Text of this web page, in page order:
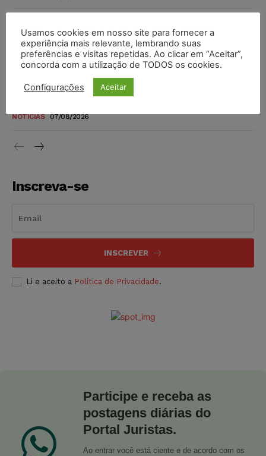
novos para pessoas com deficiência e autistas de todos os
níveis
DIREITO TRIBUTÁRIO 07/08/2026
Justiça do Trabalho mantém justa causa de empregado que
NOTÍCIAS 07/08/2026
Inscreva-se
INSCREVER
Li e aceito a Política de Privacidade.
Participe e receba as
postagens diárias do
Portal Juristas.
Ao entrar você está ciente e de acordo com os
Usamos cookies em nosso site para fornecer a
experiência mais relevante, lembrando suas
preferências e visitas repetidas. Ao clicar em “Aceitar”,
concorda com a utilização de TODOS os cookies.
Configurações Aceitar